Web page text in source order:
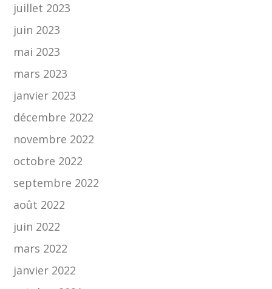
juillet 2023
juin 2023
mai 2023
mars 2023
janvier 2023
décembre 2022
novembre 2022
octobre 2022
septembre 2022
août 2022
juin 2022
mars 2022
janvier 2022